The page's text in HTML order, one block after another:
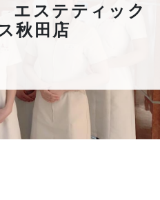
エステティック
秋田店